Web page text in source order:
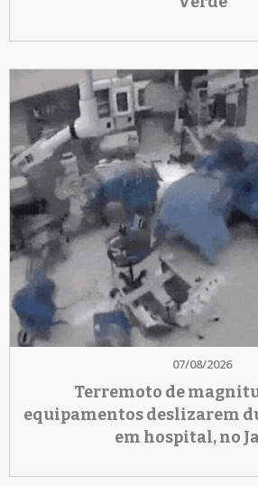
07/08/2026
Terremoto de
equipamentos deslizarem
em hospital, no